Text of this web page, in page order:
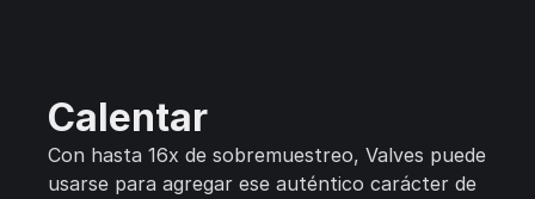
Calentar
Con hasta 16x de sobremuestreo, Valves puede
usarse para agregar ese auténtico carácter de